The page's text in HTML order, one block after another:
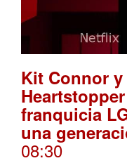
Kit Connor
franquicia
una
08:30